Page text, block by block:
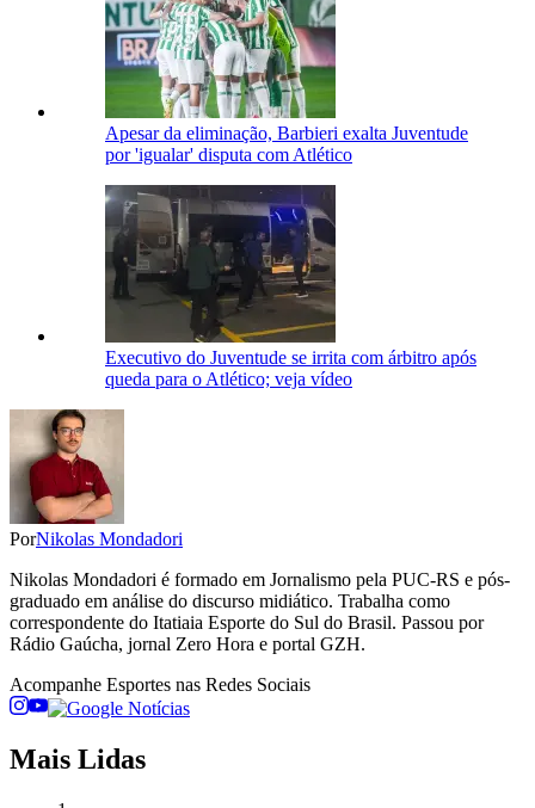
Apesar da eliminação, Barbieri exalta Juventude
por 'igualar' disputa com Atlético
Executivo do Juventude se irrita com árbitro após
queda para o Atlético; veja vídeo
PorNikolas Mondadori
Nikolas Mondadori é formado em Jornalismo pela PUC-RS e pós-
graduado em análise do discurso midiático. Trabalha como
correspondente do Itatiaia Esporte do Sul do Brasil. Passou por
Rádio Gaúcha, jornal Zero Hora e portal GZH.
Acompanhe Esportes nas Redes Sociais
Mais Lidas